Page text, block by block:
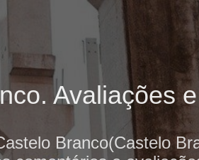
Avaliações
Branco(Castelo